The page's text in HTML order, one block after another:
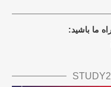
ما باشید: